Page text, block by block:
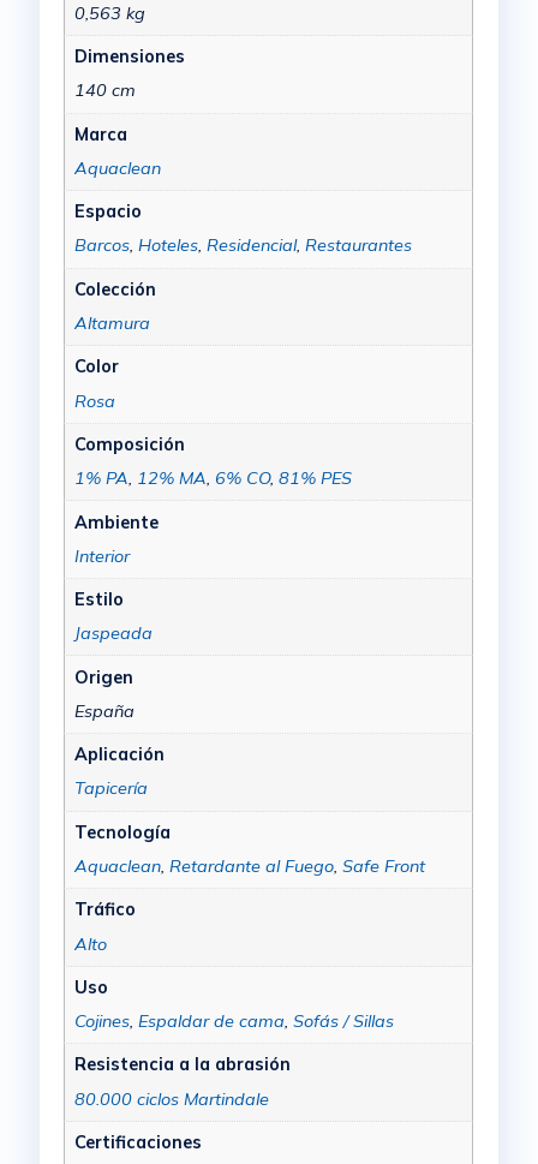
0,563 kg
Dimensiones
140 cm
Marca
Aquaclean
Espacio
Barcos, Hoteles, Residencial, Restaurantes
Colección
Altamura
Color
Rosa
Composición
1% PA, 12% MA, 6% CO, 81% PES
Ambiente
Interior
Estilo
Jaspeada
Origen
España
Aplicación
Tapicería
Tecnología
Aquaclean, Retardante al Fuego, Safe Front
Tráfico
Alto
Uso
Cojines, Espaldar de cama, Sofás / Sillas
Resistencia a la abrasión
80.000 ciclos Martindale
Certificaciones